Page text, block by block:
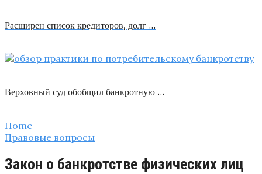
Расширен список кредиторов, долг …
Верховный суд обобщил банкротную …
Home
Правовые вопросы
Закон о банкротстве физических лиц